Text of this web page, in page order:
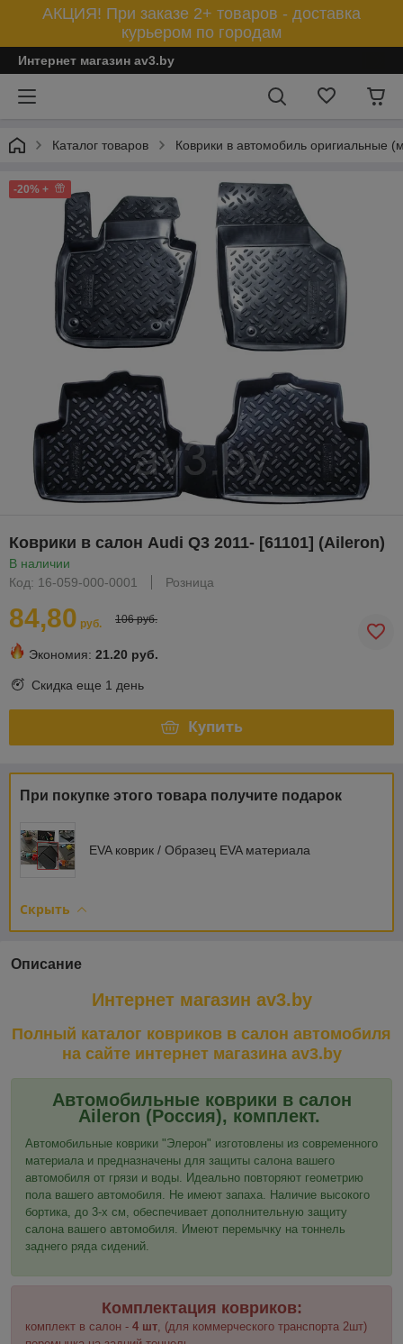
АКЦИЯ! При заказе 2+ товаров - доставка
курьером по городам
Интернет магазин av3.by
Каталог товаров Коврики в автомобиль оригиальные
-20% +
Коврики в салон Audi Q3 2011- [61101] (Aileron)
В наличии
Код: 16-059-000-0001
Розница
84,80 руб. 106 руб.
Экономия: 21.20 руб.
Скидка еще 1 день
Купить
При покупке этого товара получите подарок
EVA коврик / Образец EVA материала
Скрыть
Описание
Интернет магазин av3.by
Полный каталог ковриков в салон автомобиля
на сайте интернет магазина av3.by
Автомобильные коврики в салон
Aileron (Россия), комплект.
Автомобильные коврики "Элерон" изготовлены из современного
материала и предназначены для защиты салона вашего
автомобиля от грязи и воды. Идеально повторяют геометрию
пола вашего автомобиля. Не имеют запаха. Наличие высокого
бортика, до 3-х см, обеспечивает дополнительную защиту
салона вашего автомобиля. Имеют перемычку на тоннель
заднего ряда сидений.
Комплектация ковриков:
комплект в салон - 4 шт, (для коммерческого транспорта 2шт)